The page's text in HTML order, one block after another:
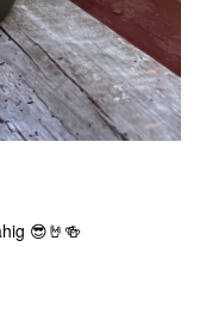
😎🤘🍻